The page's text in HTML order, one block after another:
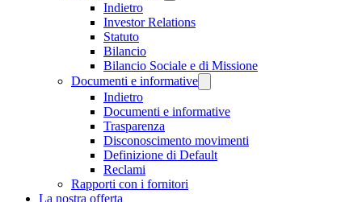
Indietro
Investor Relations
Statuto
Bilancio
Bilancio Sociale e di Missione
Documenti e informative
Indietro
Documenti e informative
Trasparenza
Disconoscimento movimenti
Definizione di Default
Reclami
Rapporti con i fornitori
La nostra offerta